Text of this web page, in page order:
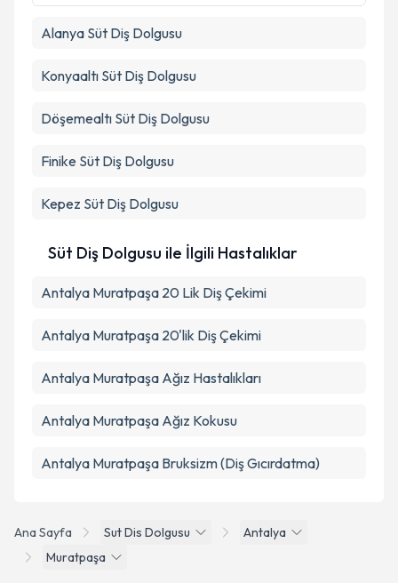
Ana Sayfa Sut Dis Dolgusu
Antalya
Muratpaşa
Alanya Süt Diş Dolgusu
Konyaaltı Süt Diş Dolgusu
Döşemealtı Süt Diş Dolgusu
Finike Süt Diş Dolgusu
Kepez Süt Diş Dolgusu
Süt Diş Dolgusu ile İlgili Hastalıklar
Antalya Muratpaşa 20 Lik Diş Çekimi
Antalya Muratpaşa 20'lik Diş Çekimi
Antalya Muratpaşa Ağız Hastalıkları
Antalya Muratpaşa Ağız Kokusu
Antalya Muratpaşa Bruksizm (Diş Gıcırdatma)